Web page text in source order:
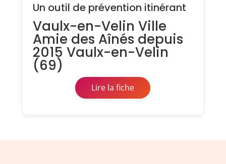
Un outil de prévention itinérant
Vaulx-en-Velin Ville
Amie des Aînés depuis
2015 Vaulx-en-Velin
(69)
Lire la fiche